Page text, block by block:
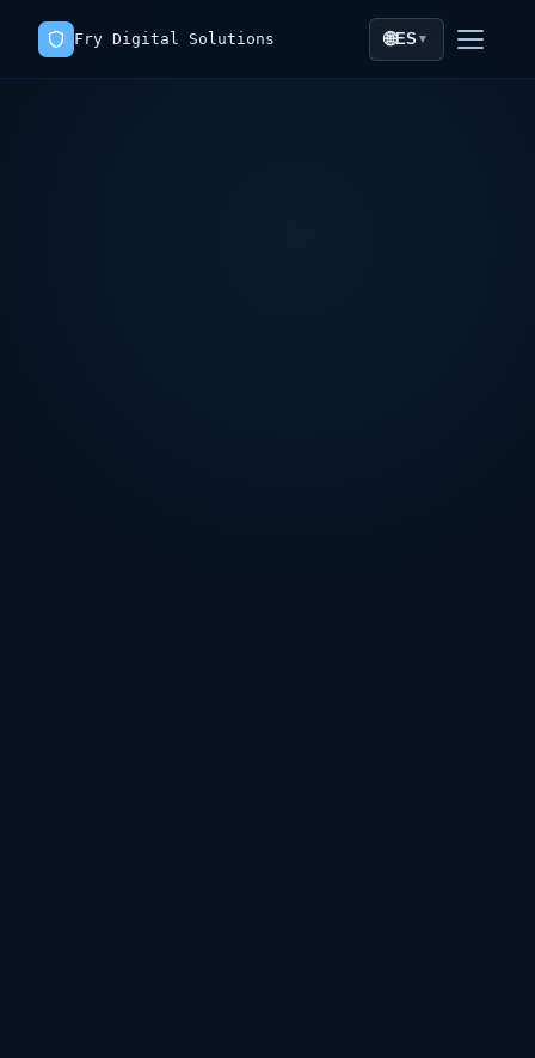
Fry Digital Solutions 🌐ES ▼